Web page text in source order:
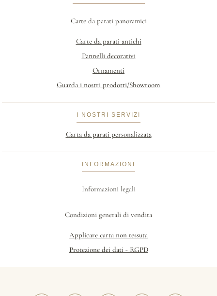
Carte da parati panoramici
Carte da parati antichi
Pannelli decorativi
Ornamenti
Guarda i nostri prodotti/Showroom
I NOSTRI SERVIZI
Carta da parati personalizzata
INFORMAZIONI
Informazioni legali
Condizioni generali di vendita
Applicare carta non tessuta
Protezione dei dati - RGPD